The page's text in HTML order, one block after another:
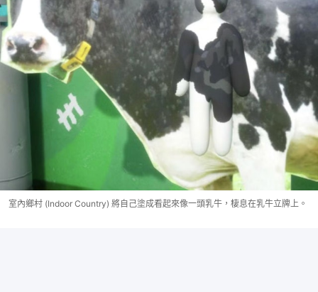
室內鄉村 (Indoor Country) 將自己塗成看起來像一頭乳牛，棲息在乳牛立牌上。